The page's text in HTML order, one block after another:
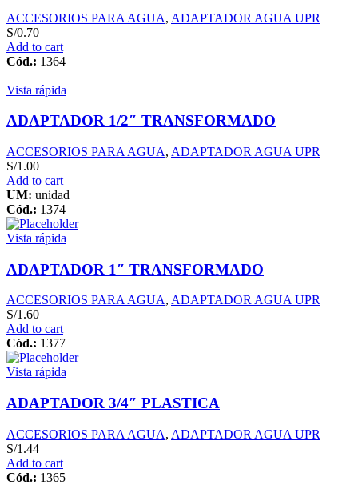
ACCESORIOS PARA AGUA, ADAPTADOR AGUA UPR
S/0.70
Add to cart
Cód.: 1364
Vista rápida
ADAPTADOR 1/2″ TRANSFORMADO
ACCESORIOS PARA AGUA, ADAPTADOR AGUA UPR
S/1.00
Add to cart
UM: unidad
Cód.: 1374
Vista rápida
ADAPTADOR 1″ TRANSFORMADO
ACCESORIOS PARA AGUA, ADAPTADOR AGUA UPR
S/1.60
Add to cart
Cód.: 1377
Vista rápida
ADAPTADOR 3/4″ PLASTICA
ACCESORIOS PARA AGUA, ADAPTADOR AGUA UPR
S/1.44
Add to cart
Cód.: 1365